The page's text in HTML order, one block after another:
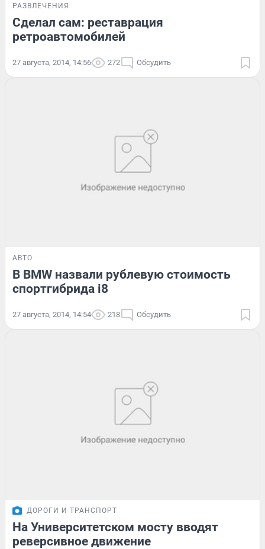
РАЗВЛЕЧЕНИЯ
Сделал сам: реставрация
ретроавтомобилей
27 августа, 2014, 14:56 272 Обсудить
АВТО
В BMW назвали рублевую стоимость
спортгибрида i8
27 августа, 2014, 14:54 218 Обсудить
ДОРОГИ И ТРАНСПОРТ
На Университетском мосту вводят
реверсивное движение